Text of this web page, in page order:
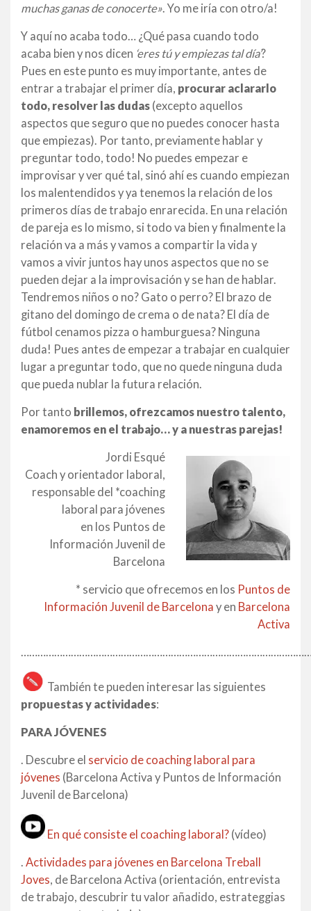
muchas ganas de conocerte». Yo me iría con otro/a!
Y aquí no acaba todo… ¿Qué pasa cuando todo
acaba bien y nos dicen ‘eres tú y empiezas tal día’?
Pues en este punto es muy importante, antes de
entrar a trabajar el primer día, procurar aclararlo
todo, resolver las dudas (excepto aquellos
aspectos que seguro que no puedes conocer hasta
que empiezas). Por tanto, previamente hablar y
preguntar todo, todo! No puedes empezar e
improvisar y ver qué tal, sinó ahí es cuando empiezan
los malentendidos y ya tenemos la relación de los
primeros días de trabajo enrarecida. En una relación
de pareja es lo mismo, si todo va bien y finalmente la
relación va a más y vamos a compartir la vida y
vamos a vivir juntos hay unos aspectos que no se
pueden dejar a la improvisación y se han de hablar.
Tendremos niños o no? Gato o perro? El brazo de
gitano del domingo de crema o de nata? El día de
fútbol cenamos pizza o hamburguesa? Ninguna
duda! Pues antes de empezar a trabajar en cualquier
lugar a preguntar todo, que no quede ninguna duda
que pueda nublar la futura relación.
Por tanto brillemos, ofrezcamos nuestro talento,
enamoremos en el trabajo… y a nuestras parejas!
Jordi Esqué
Coach y orientador laboral,
responsable del *coaching
laboral para jóvenes
en los Puntos de
Información Juvenil de
Barcelona
* servicio que ofrecemos en los Puntos de
Información Juvenil de Barcelona y en Barcelona
Activa
También te pueden interesar las siguientes
propuestas y actividades:
PARA JÓVENES
. Descubre el servicio de coaching laboral para
jóvenes (Barcelona Activa y Puntos de Información
Juvenil de Barcelona)
En qué consiste el coaching laboral? (vídeo)
. Actividades para jóvenes en Barcelona Treball
Joves, de Barcelona Activa (orientación, entrevista
de trabajo, descubrir tu valor añadido, estrateggias